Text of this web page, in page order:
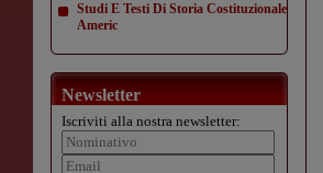
Studi E Testi Di Storia Costituzionale
Americ
Newsletter
Iscriviti alla nostra newsletter: